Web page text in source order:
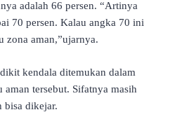
adalah 66 persen. “Artinya
70 persen. Kalau angka 70 ini
zona aman,”ujarnya.
kendala ditemukan dalam
aman tersebut. Sifatnya masih
bisa dikejar.